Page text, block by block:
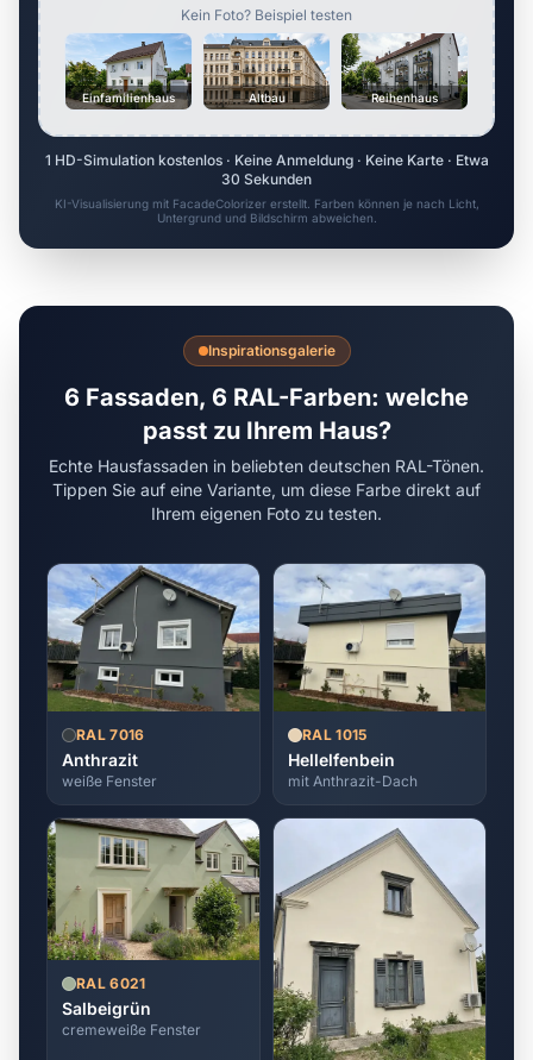
Kein Foto? Beispiel testen
Einfamilienhaus Altbau Reihenhaus
1 HD-Simulation kostenlos · Keine Anmeldung · Keine Karte · Etwa
30 Sekunden
KI-Visualisierung mit FacadeColorizer erstellt. Farben können je nach Licht,
Untergrund und Bildschirm abweichen.
Inspirationsgalerie
6 Fassaden, 6 RAL-Farben: welche
passt zu Ihrem Haus?
Echte Hausfassaden in beliebten deutschen RAL-Tönen.
Tippen Sie auf eine Variante, um diese Farbe direkt auf
Ihrem eigenen Foto zu testen.
RAL 7016
Anthrazit
weiße Fenster
RAL 1015
Hellelfenbein
mit Anthrazit-Dach
RAL 6021
Salbeigrün
cremeweiße Fenster